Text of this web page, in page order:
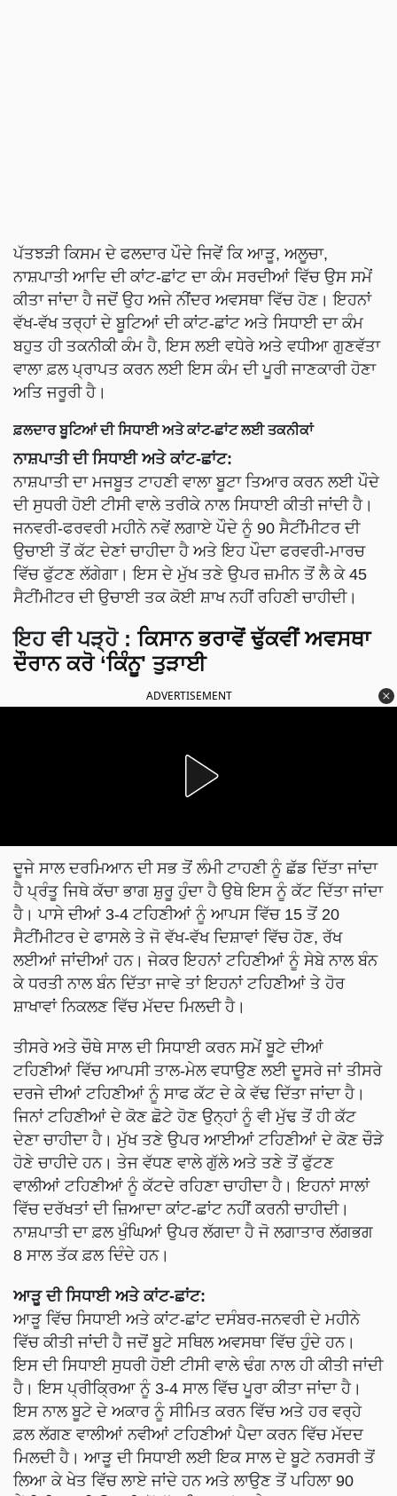
ਪੱਤਝੜੀ ਕਿਸਮ ਦੇ ਫਲਦਾਰ ਪੌਦੇ ਜਿਵੇਂ ਕਿ ਆੜੂ, ਅਲੂਚਾ,
ਨਾਸ਼ਪਾਤੀ ਆਦਿ ਦੀ ਕਾਂਟ-ਛਾਂਟ ਦਾ ਕੰਮ ਸਰਦੀਆਂ ਵਿੱਚ ਉਸ ਸਮੇਂ
ਕੀਤਾ ਜਾਂਦਾ ਹੈ ਜਦੋਂ ਉਹ ਅਜੇ ਨੀਂਦਰ ਅਵਸਥਾ ਵਿੱਚ ਹੋਣ। ਇਹਨਾਂ
ਵੱਖ-ਵੱਖ ਤਰ੍ਹਾਂ ਦੇ ਬੂਟਿਆਂ ਦੀ ਕਾਂਟ-ਛਾਂਟ ਅਤੇ ਸਿਧਾਈ ਦਾ ਕੰਮ
ਬਹੁਤ ਹੀ ਤਕਨੀਕੀ ਕੰਮ ਹੈ, ਇਸ ਲਈ ਵਧੇਰੇ ਅਤੇ ਵਧੀਆ ਗੁਣਵੱਤਾ
ਵਾਲਾ ਫ਼ਲ ਪ੍ਰਾਪਤ ਕਰਨ ਲਈ ਇਸ ਕੰਮ ਦੀ ਪੂਰੀ ਜਾਣਕਾਰੀ ਹੋਣਾ
ਅਤਿ ਜਰੂਰੀ ਹੈ।
ਫ਼ਲਦਾਰ ਬੂਟਿਆਂ ਦੀ ਸਿਧਾਈ ਅਤੇ ਕਾਂਟ-ਛਾਂਟ ਲਈ ਤਕਨੀਕਾਂ
ਨਾਸ਼ਪਾਤੀ ਦੀ ਸਿਧਾਈ ਅਤੇ ਕਾਂਟ-ਛਾਂਟ:
ਨਾਸ਼ਪਾਤੀ ਦਾ ਮਜਬੂਤ ਟਾਹਣੀ ਵਾਲਾ ਬੂਟਾ ਤਿਆਰ ਕਰਨ ਲਈ ਪੌਦੇ
ਦੀ ਸੁਧਰੀ ਹੋਈ ਟੀਸੀ ਵਾਲੇ ਤਰੀਕੇ ਨਾਲ ਸਿਧਾਈ ਕੀਤੀ ਜਾਂਦੀ ਹੈ।
ਜਨਵਰੀ-ਫਰਵਰੀ ਮਹੀਨੇ ਨਵੇਂ ਲਗਾਏ ਪੌਦੇ ਨੂੰ 90 ਸੈਟੀਂਮੀਟਰ ਦੀ
ਉਚਾਈ ਤੋਂ ਕੱਟ ਦੇਣਾਂ ਚਾਹੀਦਾ ਹੈ ਅਤੇ ਇਹ ਪੌਦਾ ਫਰਵਰੀ-ਮਾਰਚ
ਵਿੱਚ ਫੁੱਟਣ ਲੱਗੇਗਾ। ਇਸ ਦੇ ਮੁੱਖ ਤਣੇ ਉਪਰ ਜ਼ਮੀਨ ਤੋਂ ਲੈ ਕੇ 45
ਸੈਟੀਂਮੀਟਰ ਦੀ ਉਚਾਈ ਤਕ ਕੋਈ ਸ਼ਾਖ ਨਹੀਂ ਰਹਿਣੀ ਚਾਹੀਦੀ।
ਇਹ ਵੀ ਪੜ੍ਹੋ : ਕਿਸਾਨ ਭਰਾਵੋਂ ਢੁੱਕਵੀਂ ਅਵਸਥਾ
ਦੌਰਾਨ ਕਰੋ ‘ਕਿੰਨੂ' ਤੁੜਾਈ
ADVERTISEMENT
ਦੂਜੇ ਸਾਲ ਦਰਮਿਆਨ ਦੀ ਸਭ ਤੋਂ ਲੰਮੀ ਟਾਹਣੀ ਨੂੰ ਛੱਡ ਦਿੱਤਾ ਜਾਂਦਾ
ਹੈ ਪ੍ਰੰਤੂ ਜਿਥੇ ਕੱਚਾ ਭਾਗ ਸ਼ੁਰੂ ਹੁੰਦਾ ਹੈ ਉਥੇ ਇਸ ਨੂੰ ਕੱਟ ਦਿੱਤਾ ਜਾਂਦਾ
ਹੈ। ਪਾਸੇ ਦੀਆਂ 3-4 ਟਹਿਣੀਆਂ ਨੂੰ ਆਪਸ ਵਿੱਚ 15 ਤੋਂ 20
ਸੈਟੀਂਮੀਟਰ ਦੇ ਫਾਸਲੇ ਤੇ ਜੋ ਵੱਖ-ਵੱਖ ਦਿਸ਼ਾਵਾਂ ਵਿੱਚ ਹੋਣ, ਰੱਖ
ਲਈਆਂ ਜਾਂਦੀਆਂ ਹਨ। ਜੇਕਰ ਇਹਨਾਂ ਟਹਿਣੀਆਂ ਨੂੰ ਸੇਬੇ ਨਾਲ ਬੰਨ
ਕੇ ਧਰਤੀ ਨਾਲ ਬੰਨ ਦਿੱਤਾ ਜਾਵੇ ਤਾਂ ਇਹਨਾਂ ਟਹਿਣੀਆਂ ਤੇ ਹੋਰ
ਸ਼ਾਖਾਵਾਂ ਨਿਕਲਣ ਵਿੱਚ ਮੱਦਦ ਮਿਲਦੀ ਹੈ।
ਤੀਸਰੇ ਅਤੇ ਚੌਥੇ ਸਾਲ ਦੀ ਸਿਧਾਈ ਕਰਨ ਸਮੇਂ ਬੂਟੇ ਦੀਆਂ
ਟਹਿਣੀਆਂ ਵਿੱਚ ਆਪਸੀ ਤਾਲ-ਮੇਲ ਵਧਾਉਣ ਲਈ ਦੂਸਰੇ ਜਾਂ ਤੀਸਰੇ
ਦਰਜੇ ਦੀਆਂ ਟਹਿਣੀਆਂ ਨੂੰ ਸਾਫ ਕੱਟ ਦੇ ਕੇ ਵੱਢ ਦਿੱਤਾ ਜਾਂਦਾ ਹੈ।
ਜਿਨਾਂ ਟਹਿਣੀਆਂ ਦੇ ਕੋਣ ਛੋਟੇ ਹੋਣ ਉਨ੍ਹਾਂ ਨੂੰ ਵੀ ਮੁੱਢ ਤੋਂ ਹੀ ਕੱਟ
ਦੇਣਾ ਚਾਹੀਦਾ ਹੈ। ਮੁੱਖ ਤਣੇ ਉਪਰ ਆਈਆਂ ਟਹਿਣੀਆਂ ਦੇ ਕੋਣ ਚੌੜੇ
ਹੋਣੇ ਚਾਹੀਦੇ ਹਨ। ਤੇਜ ਵੱਧਣ ਵਾਲੇ ਗੁੱਲੇ ਅਤੇ ਤਣੇ ਤੋਂ ਫੁੱਟਣ
ਵਾਲੀਆਂ ਟਹਿਣੀਆਂ ਨੂੰ ਕੱਟਦੇ ਰਹਿਣਾ ਚਾਹੀਦਾ ਹੈ। ਇਹਨਾਂ ਸਾਲਾਂ
ਵਿੱਚ ਦਰੱਖਤਾਂ ਦੀ ਜ਼ਿਆਦਾ ਕਾਂਟ-ਛਾਂਟ ਨਹੀਂ ਕਰਨੀ ਚਾਹੀਦੀ।
ਨਾਸ਼ਪਾਤੀ ਦਾ ਫ਼ਲ ਖੁੰਘਿਆਂ ਉਪਰ ਲੱਗਦਾ ਹੈ ਜੋ ਲਗਾਤਾਰ ਲੱਗਭਗ
8 ਸਾਲ ਤੱਕ ਫ਼ਲ ਦਿੰਦੇ ਹਨ।
ਆੜੂ ਦੀ ਸਿਧਾਈ ਅਤੇ ਕਾਂਟ-ਛਾਂਟ:
ਆੜੂ ਵਿੱਚ ਸਿਧਾਈ ਅਤੇ ਕਾਂਟ-ਛਾਂਟ ਦਸੰਬਰ-ਜਨਵਰੀ ਦੇ ਮਹੀਨੇ
ਵਿੱਚ ਕੀਤੀ ਜਾਂਦੀ ਹੈ ਜਦੋਂ ਬੂਟੇ ਸਥਿਲ ਅਵਸਥਾ ਵਿੱਚ ਹੁੰਦੇ ਹਨ।
ਇਸ ਦੀ ਸਿਧਾਈ ਸੁਧਰੀ ਹੋਈ ਟੀਸੀ ਵਾਲੇ ਢੰਗ ਨਾਲ ਹੀ ਕੀਤੀ ਜਾਂਦੀ
ਹੈ। ਇਸ ਪ੍ਰੀਕ੍ਰਿਆ ਨੂੰ 3-4 ਸਾਲ ਵਿੱਚ ਪੂਰਾ ਕੀਤਾ ਜਾਂਦਾ ਹੈ।
ਇਸ ਨਾਲ ਬੂਟੇ ਦੇ ਅਕਾਰ ਨੂੰ ਸੀਮਿਤ ਕਰਨ ਵਿੱਚ ਅਤੇ ਹਰ ਵਰ੍ਹੇ
ਫ਼ਲ ਲੱਗਣ ਵਾਲੀਆਂ ਨਵੀਆਂ ਟਹਿਣੀਆਂ ਪੈਦਾ ਕਰਨ ਵਿੱਚ ਮੱਦਦ
ਮਿਲਦੀ ਹੈ। ਆੜੂ ਦੀ ਸਿਧਾਈ ਲਈ ਇਕ ਸਾਲ ਦੇ ਬੂਟੇ ਨਰਸਰੀ ਤੋਂ
ਲਿਆ ਕੇ ਖੇਤ ਵਿੱਚ ਲਾਏ ਜਾਂਦੇ ਹਨ ਅਤੇ ਲਾਉਣ ਤੋਂ ਪਹਿਲਾ 90